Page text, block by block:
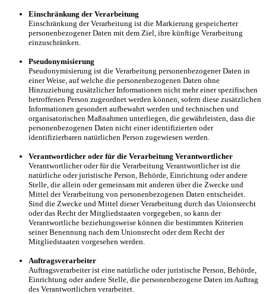
Einschränkung der Verarbeitung
Einschränkung der Verarbeitung ist die Markierung gespeicherter
personenbezogener Daten mit dem Ziel, ihre künftige Verarbeitung
einzuschränken.
Pseudonymisierung
Pseudonymisierung ist die Verarbeitung personenbezogener Daten in
einer Weise, auf welche die personenbezogenen Daten ohne
Hinzuziehung zusätzlicher Informationen nicht mehr einer spezifischen
betroffenen Person zugeordnet werden können, sofern diese zusätzlichen
Informationen gesondert aufbewahrt werden und technischen und
organisatorischen Maßnahmen unterliegen, die gewährleisten, dass die
personenbezogenen Daten nicht einer identifizierten oder
identifizierbaren natürlichen Person zugewiesen werden.
Verantwortlicher oder für die Verarbeitung Verantwortlicher
Verantwortlicher oder für die Verarbeitung Verantwortlicher ist die
natürliche oder juristische Person, Behörde, Einrichtung oder andere
Stelle, die allein oder gemeinsam mit anderen über die Zwecke und
Mittel der Verarbeitung von personenbezogenen Daten entscheidet.
Sind die Zwecke und Mittel dieser Verarbeitung durch das Unionsrecht
oder das Recht der Mitgliedstaaten vorgegeben, so kann der
Verantwortliche beziehungsweise können die bestimmten Kriterien
seiner Benennung nach dem Unionsrecht oder dem Recht der
Mitgliedstaaten vorgesehen werden.
Auftragsverarbeiter
Auftragsverarbeiter ist eine natürliche oder juristische Person, Behörde,
Einrichtung oder andere Stelle, die personenbezogene Daten im Auftrag
des Verantwortlichen verarbeitet.